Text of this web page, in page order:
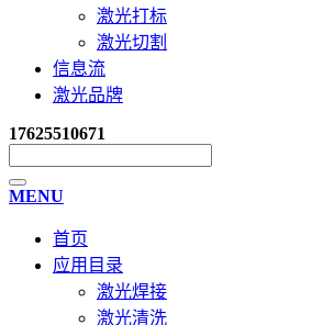
激光打标
激光切割
信息流
激光品牌
17625510671
MENU
首页
应用目录
激光焊接
激光清洗